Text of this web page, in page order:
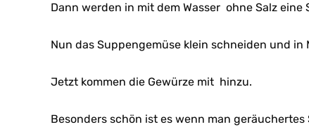
Dann werden in mit dem Wasser ohne Salz eine
Nun das Suppengemüse klein schneiden und
Jetzt kommen die Gewürze mit hinzu.
Besonders schön ist es wenn man geräuchertes